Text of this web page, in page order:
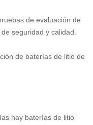
de evaluación de
seguridad y calidad.
de baterías de litio de
hay baterías de litio